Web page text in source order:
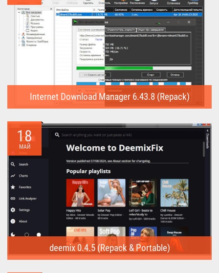
Internet Download Manager 6.43.8 (Repack)
предназначена для...
18
МАЙ
deemix 0.4.5 (Repack & Portable)